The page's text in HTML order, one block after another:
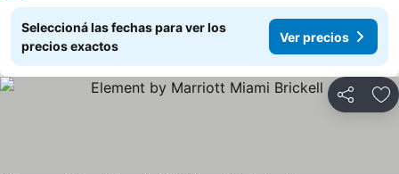
Seleccioná las fechas para ver los
precios exactos
Ver precios
Compartir